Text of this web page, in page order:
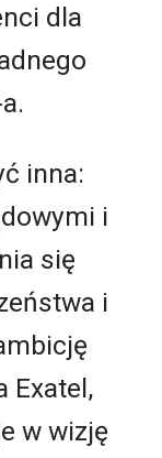
dla
inna:
i
się
i
Exatel,
w wizję